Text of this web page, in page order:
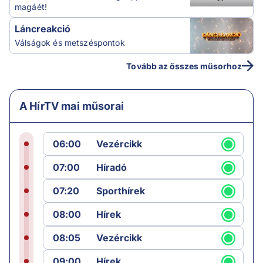
magáét!
Láncreakció
Válságok és metszéspontok
Tovább az összes műsorhoz
A HírTV mai műsorai
06:00
Vezércikk
07:00
Híradó
07:20
Sporthírek
08:00
Hírek
08:05
Vezércikk